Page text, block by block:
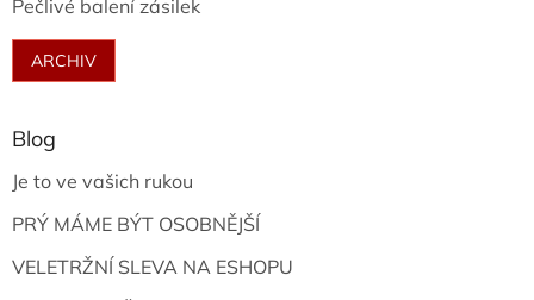
Pečlivé balení zásilek
ARCHIV
Blog
Je to ve vašich rukou
PRÝ MÁME BÝT OSOBNĚJŠÍ
VELETRŽNÍ SLEVA NA ESHOPU